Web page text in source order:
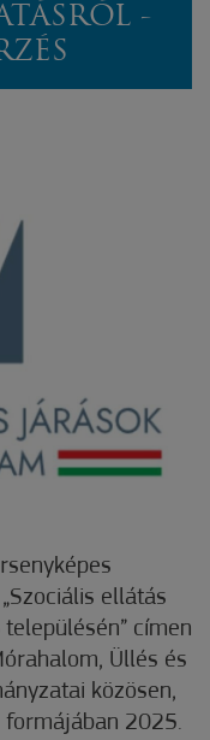
-
ellátás
címen
Üllés és
közösen,
formájában 2025.